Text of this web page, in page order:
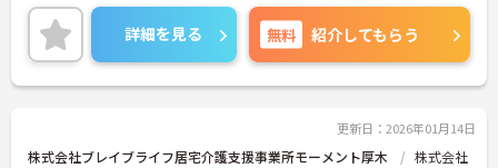
詳細を見る 無料 紹介してもらう
更新日：2026年01月14日
株式会社ブレイブライフ居宅介護支援事業所モーメント厚木
株式会社